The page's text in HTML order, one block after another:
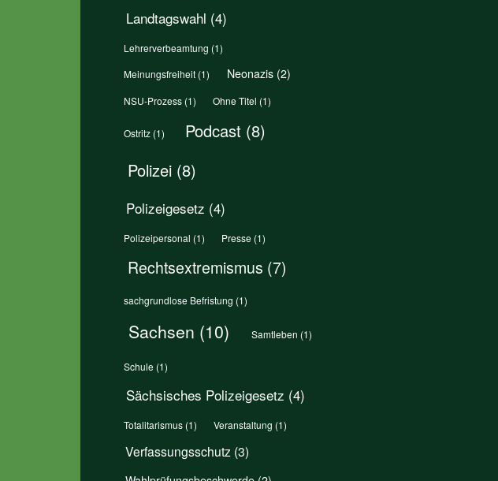
Landtagswahl (4)
Lehrerverbeamtung (1)
Meinungsfreiheit (1) Neonazis (2)
NSU-Prozess (1) Ohne Titel (1)
Ostritz (1) Podcast(8)
Polizei (8)
Polizeigesetz (4)
Polizeipersonal (1) Presse(1)
Rechtsextremismus (7)
sachgrundlose Befristung (1)
Sachsen (10) Samtleben (1)
Schule (1)
Sächsisches Polizeigesetz (4)
Totalitarismus (1) Veranstaltung (1)
Verfassungsschutz (3)